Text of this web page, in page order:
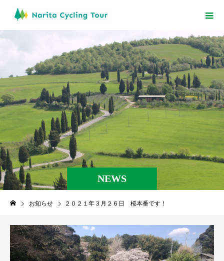
NEWS
お知らせ ２０２１年３月２６日 桜本番です！